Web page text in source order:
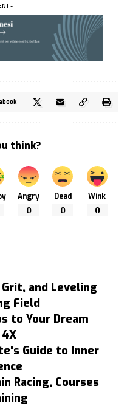
-
think?
Angry
0
Dead
0
Wink
0
and Leveling
Field
to Your Dream
Guide to Inner
Racing, Courses